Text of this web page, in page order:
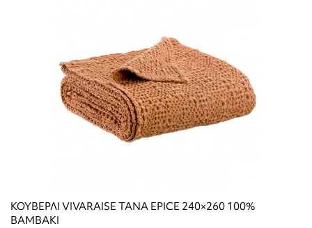
ΚΟΥΒΕΡΛΙ VIVARAISE TANA EPICE 240×260 100%
ΒΑΜΒΑΚΙ